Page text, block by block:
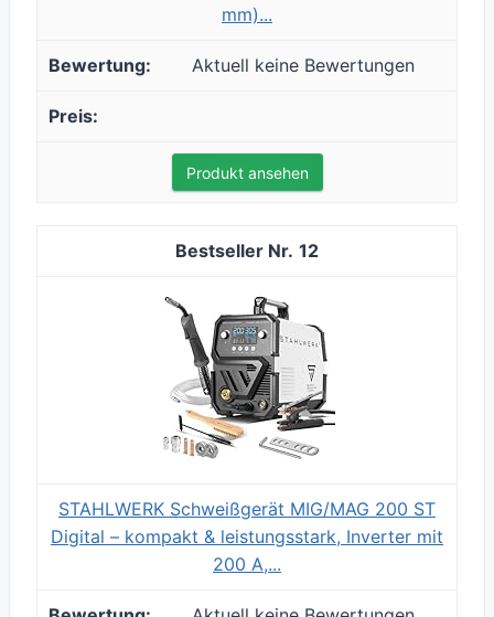
mm)...
Aktuell keine Bewertungen
Produkt ansehen
12
STAHLWERK Schweißgerät MIG/MAG 200 ST
Digital – kompakt & leistungsstark, Inverter mit
200 A,...